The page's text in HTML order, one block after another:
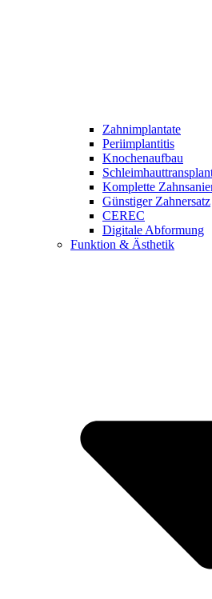
Zahnimplantate
Periimplantitis
Knochenaufbau
Komplette
Günstiger Zahnersatz
CEREC
Digitale Abformung
Funktion & Ästhetik